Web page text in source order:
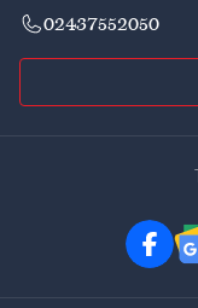
02437552050